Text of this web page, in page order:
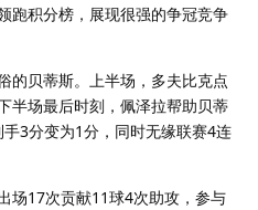
跑积分榜，展现很强的争冠竞争
的贝蒂斯。上半场，多夫比克点
半场最后时刻，佩泽拉帮助贝蒂
3分变为1分，同时无缘联赛4连
场17次贡献11球4次助攻，参与